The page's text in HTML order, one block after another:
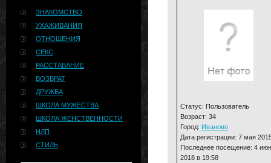
ЗНАКОМСТВО
УХАЖИВАНИЯ
ОТНОШЕНИЯ
СЕКС
РАССТАВАНИЕ
ВОЗВРАТ
ДРУЖБА
ШКОЛА МУЖЕСТВА
ШКОЛА ЖЕНСТВЕННОСТИ
НЛП
СТИЛЬ
Статус: Пользователь
Возраст: 34
Город: Иваново
Дата регистрации: 7 мая
Последнее посещение: 4 июн
2018 в 19:58